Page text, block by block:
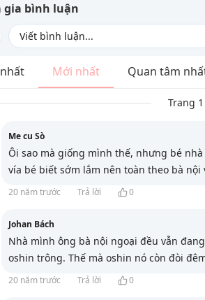
gia bình luận
Mới nhất Quan tâm
Trang 1
Me cu Sò
Ôi sao mà giống mình thế, nhưng bé
vía bé biết sớm lắm nên toàn theo bà nội
20 năm trước Trả lời 0
Johan Bách
Nhà mình ông bà nội ngoại đều vẫn
oshin trông. Thế mà oshin nó còn đòi
20 năm trước Trả lời 0